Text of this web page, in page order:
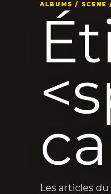
ALBUMS / SCENE
Les articles